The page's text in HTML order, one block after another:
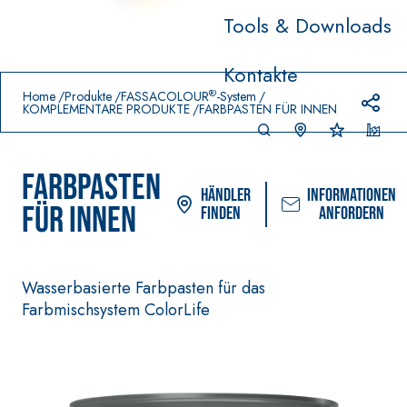
Tools & Downloads
Kontakte
Home Produkte FASSACOLOUR®-System
KOMPLEMENTÄRE PRODUKTE FARBPASTEN FÜR INNEN
FARBPASTEN
FÜR INNEN
Händler
finden
Informationen
anfordern
Wasserbasierte Farbpasten für das
Farbmischsystem ColorLife
Prodotti in primo piano
VERLEGESYSTEM FÜR BODEN-